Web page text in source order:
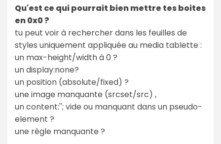
Qu'est ce qui pourrait bien mettre tes boites
en 0x0 ?
tu peut voir à rechercher dans les feuilles de
styles uniquement appliquée au media tablette :
un max-height/width à 0 ?
un display:none?
un position (absolute/fixed) ?
une image manquante (srcset/src) ,
un content:''; vide ou manquant dans un pseudo-
element ?
une règle manquante ?